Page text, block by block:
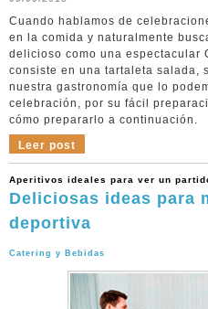
Cuando hablamos de
en la comida y naturalmente
delicioso como una espectacular
consiste en una tartaleta salada,
nuestra gastronomía que lo
celebración, por su fácil
cómo prepararlo a continuación.
Leer post
Aperitivos ideales para ver un
Deliciosas ideas para
deportiva
Catering y Bebidas